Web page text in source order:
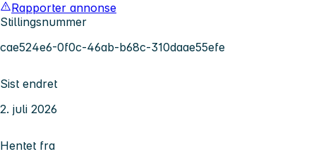
Rapporter annonse
Stillingsnummer
cae524e6-0f0c-46ab-b68c-310daae55efe
Sist endret
2. juli 2026
Hentet fra